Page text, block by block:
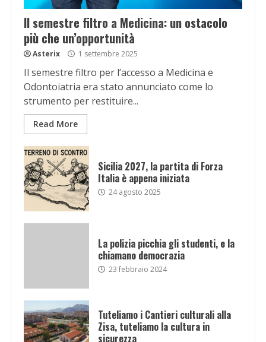
Il semestre filtro a Medicina: un ostacolo
più che un’opportunità
Asterix 1 settembre 2025
Il semestre filtro per l’accesso a Medicina e
Odontoiatria era stato annunciato come lo
strumento per restituire...
Read More
Sicilia 2027, la partita di Forza
Italia è appena iniziata
24 agosto 2025
La polizia picchia gli studenti, e la
chiamano democrazia
23 febbraio 2024
Tuteliamo i Cantieri culturali alla
Zisa, tuteliamo la cultura in
sicurezza